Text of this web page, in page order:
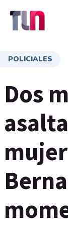
POLICIALES
Dos